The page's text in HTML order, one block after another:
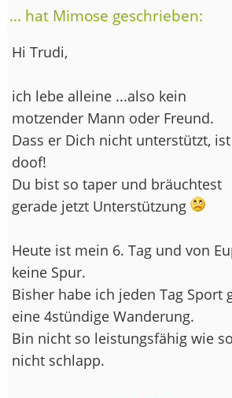
... hat Mimose geschrieben:
Hi Trudi,
ich lebe alleine ...also kein
motzender Mann oder Freund.
Dass er Dich nicht unterstützt, ist
doof!
Du bist so taper und bräuchtest
gerade jetzt Unterstützung
Heute ist mein 6. Tag und von
keine Spur.
Bisher habe ich jeden Tag Sport
eine 4stündige Wanderung.
Bin nicht so leistungsfähig wie
nicht schlapp.